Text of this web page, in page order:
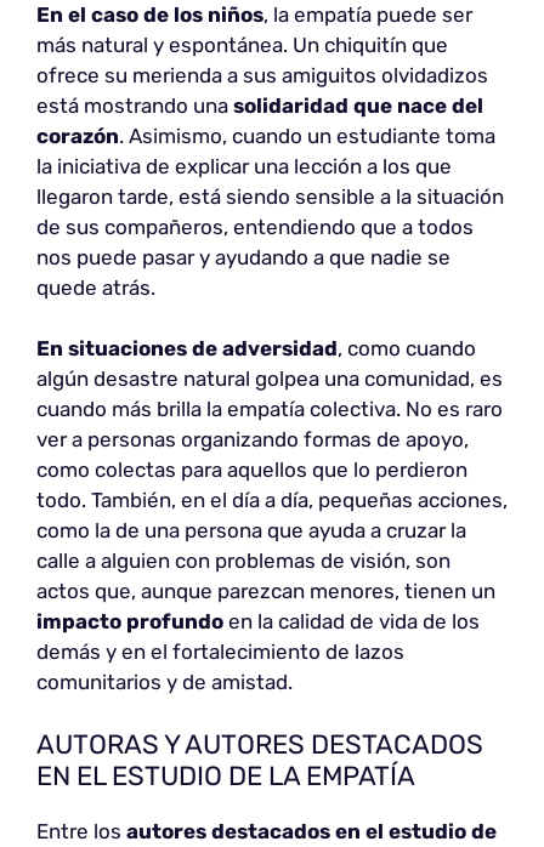
En el caso de los niños, la empatía puede ser
más natural y espontánea. Un chiquitín que
ofrece su merienda a sus amiguitos olvidadizos
está mostrando una solidaridad que nace del
corazón. Asimismo, cuando un estudiante toma
la iniciativa de explicar una lección a los que
llegaron tarde, está siendo sensible a la situación
de sus compañeros, entendiendo que a todos
nos puede pasar y ayudando a que nadie se
quede atrás.
En situaciones de adversidad, como cuando
algún desastre natural golpea una comunidad, es
cuando más brilla la empatía colectiva. No es raro
ver a personas organizando formas de apoyo,
como colectas para aquellos que lo perdieron
todo. También, en el día a día, pequeñas acciones,
como la de una persona que ayuda a cruzar la
calle a alguien con problemas de visión, son
actos que, aunque parezcan menores, tienen un
impacto profundo en la calidad de vida de los
demás y en el fortalecimiento de lazos
comunitarios y de amistad.
AUTORAS Y AUTORES DESTACADOS
EN EL ESTUDIO DE LA EMPATÍA
Entre los autores destacados en el estudio de